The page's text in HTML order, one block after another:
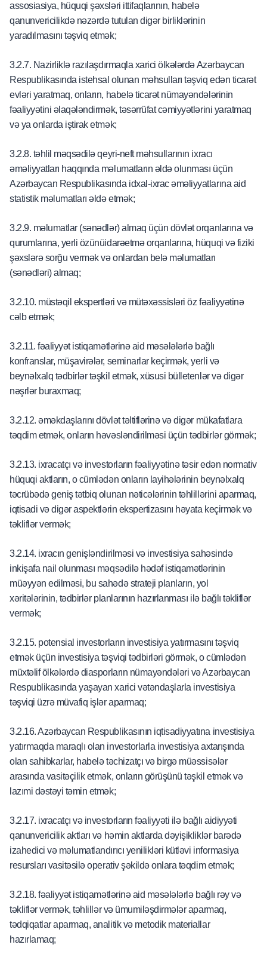
assosiasiya, hüquqi şəxsləri ittifaqlarının, habelə
qanunvericilikdə nəzərdə tutulan digər birliklərinin
yaradılmasını təşviq etmək;
3.2.7. Nazirliklə razılaşdırmaqla xarici ölkələrdə Azərbaycan
Respublikasında istehsal olunan məhsulları təşviq edən ticarət
evləri yaratmaq, onların, habelə ticarət nümayəndələrinin
fəaliyyətini əlaqələndirmək, təsərrüfat cəmiyyətlərini yaratmaq
və ya onlarda iştirak etmək;
3.2.8. təhlil məqsədilə qeyri-neft məhsullarının ixracı
əməliyyatları haqqında məlumatların əldə olunması üçün
Azərbaycan Respublikasında idxal-ixrac əməliyyatlarına aid
statistik məlumatları əldə etmək;
3.2.9. məlumatlar (sənədlər) almaq üçün dövlət orqanlarına və
qurumlarına, yerli özünüidarəetmə orqanlarına, hüquqi və fiziki
şəxslərə sorğu vermək və onlardan belə məlumatları
(sənədləri) almaq;
3.2.10. müstəqil ekspertləri və mütəxəssisləri öz fəaliyyətinə
cəlb etmək;
3.2.11. fəaliyyət istiqamətlərinə aid məsələlərlə bağlı
konfranslar, müşavirələr, seminarlar keçirmək, yerli və
beynəlxalq tədbirlər təşkil etmək, xüsusi bülletenlər və digər
nəşrlər buraxmaq;
3.2.12. əməkdaşlarını dövlət təltiflərinə və digər mükafatlara
təqdim etmək, onların həvəsləndirilməsi üçün tədbirlər görmək;
3.2.13. ixracatçı və investorların fəaliyyətinə təsir edən normativ
hüquqi aktların, o cümlədən onların layihələrinin beynəlxalq
təcrübədə geniş tətbiq olunan nəticələrinin təhlillərini aparmaq,
iqtisadi və digər aspektlərin ekspertizasını həyata keçirmək və
təkliflər vermək;
3.2.14. ixracın genişləndirilməsi və investisiya sahəsində
inkişafa nail olunması məqsədilə hədəf istiqamətlərinin
müəyyən edilməsi, bu sahədə strateji planların, yol
xəritələrinin, tədbirlər planlarının hazırlanması ilə bağlı təkliflər
vermək;
3.2.15. potensial investorların investisiya yatırmasını təşviq
etmək üçün investisiya təşviqi tədbirləri görmək, o cümlədən
müxtəlif ölkələrdə diasporların nümayəndələri və Azərbaycan
Respublikasında yaşayan xarici vətəndaşlarla investisiya
təşviqi üzrə müvafiq işlər aparmaq;
3.2.16. Azərbaycan Respublikasının iqtisadiyyatına investisiya
yatırmaqda maraqlı olan investorlarla investisiya axtarışında
olan sahibkarlar, habelə təchizatçı və birgə müəssisələr
arasında vasitəçilik etmək, onların görüşünü təşkil etmək və
lazımi dəstəyi təmin etmək;
3.2.17. ixracatçı və investorların fəaliyyəti ilə bağlı aidiyyəti
qanunvericilik aktları və həmin aktlarda dəyişikliklər barədə
izahedici və məlumatlandırıcı yenilikləri kütləvi informasiya
resursları vasitəsilə operativ şəkildə onlara təqdim etmək;
3.2.18. fəaliyyət istiqamətlərinə aid məsələlərlə bağlı rəy və
təkliflər vermək, təhlillər və ümumiləşdirmələr aparmaq,
tədqiqatlar aparmaq, analitik və metodik materiallar
hazırlamaq;